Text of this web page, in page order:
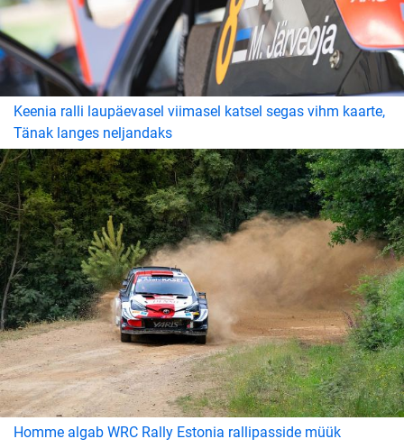
Keenia ralli laupäevasel viimasel katsel segas vihm kaarte,
Tänak langes neljandaks
Homme algab WRC Rally Estonia rallipasside müük